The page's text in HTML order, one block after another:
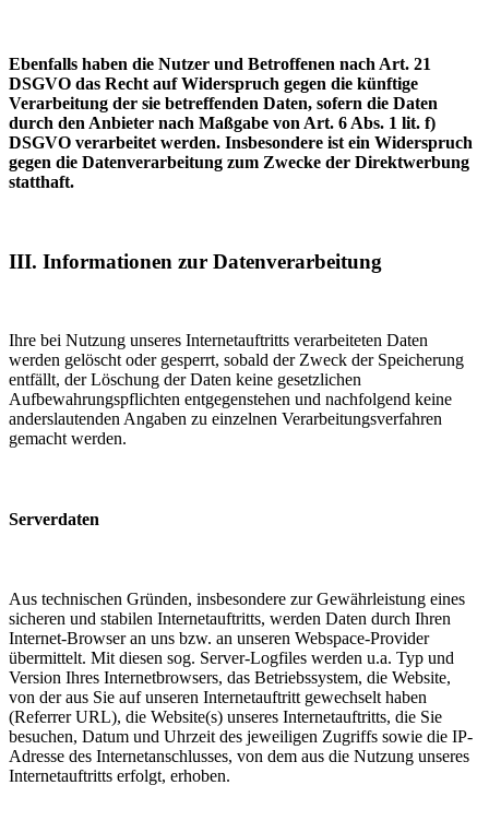
Ebenfalls haben die Nutzer und Betroffenen nach Art. 21
DSGVO das Recht auf Widerspruch gegen die künftige
Verarbeitung der sie betreffenden Daten, sofern die Daten
durch den Anbieter nach Maßgabe von Art. 6 Abs. 1 lit. f)
DSGVO verarbeitet werden. Insbesondere ist ein Widerspruch
gegen die Datenverarbeitung zum Zwecke der Direktwerbung
statthaft.
III. Informationen zur Datenverarbeitung
Ihre bei Nutzung unseres Internetauftritts verarbeiteten Daten
werden gelöscht oder gesperrt, sobald der Zweck der Speicherung
entfällt, der Löschung der Daten keine gesetzlichen
Aufbewahrungspflichten entgegenstehen und nachfolgend keine
anderslautenden Angaben zu einzelnen Verarbeitungsverfahren
gemacht werden.
Serverdaten
Aus technischen Gründen, insbesondere zur Gewährleistung eines
sicheren und stabilen Internetauftritts, werden Daten durch Ihren
Internet-Browser an uns bzw. an unseren Webspace-Provider
übermittelt. Mit diesen sog. Server-Logfiles werden u.a. Typ und
Version Ihres Internetbrowsers, das Betriebssystem, die Website,
von der aus Sie auf unseren Internetauftritt gewechselt haben
(Referrer URL), die Website(s) unseres Internetauftritts, die Sie
besuchen, Datum und Uhrzeit des jeweiligen Zugriffs sowie die IP-
Adresse des Internetanschlusses, von dem aus die Nutzung unseres
Internetauftritts erfolgt, erhoben.